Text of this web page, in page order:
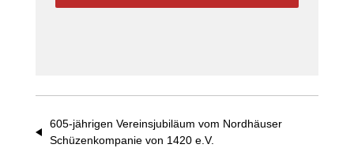
605-jährigen Vereinsjubiläum vom Nordhäuser
Schüzenkompanie von 1420 e.V.